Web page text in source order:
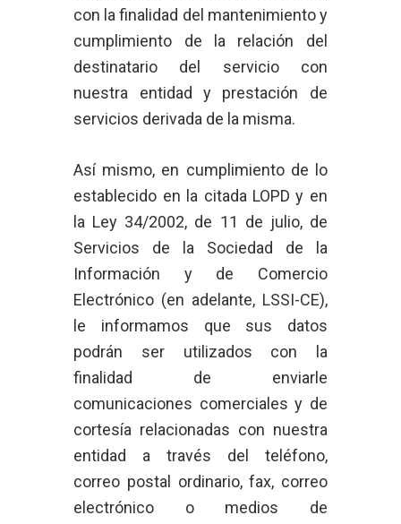
con la finalidad del mantenimiento y
cumplimiento de la relación del
destinatario del servicio con
nuestra entidad y prestación de
servicios derivada de la misma.
Así mismo, en cumplimiento de lo
establecido en la citada LOPD y en
la Ley 34/2002, de 11 de julio, de
Servicios de la Sociedad de la
Información y de Comercio
Electrónico (en adelante, LSSI-CE),
le informamos que sus datos
podrán ser utilizados con la
finalidad de enviarle
comunicaciones comerciales y de
cortesía relacionadas con nuestra
entidad a través del teléfono,
correo postal ordinario, fax, correo
electrónico o medios de